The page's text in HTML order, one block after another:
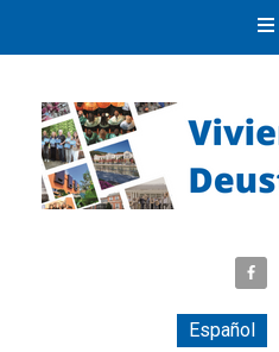
Español